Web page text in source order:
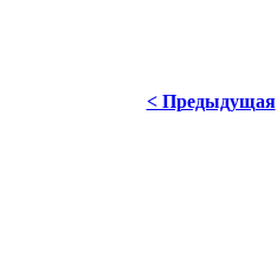
< Предыдущая